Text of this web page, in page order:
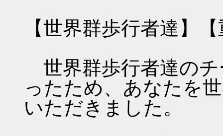
【世界群歩行者達】
世界群歩行者達の
ったため、あなたを
いただきました。